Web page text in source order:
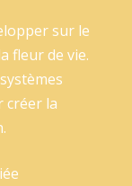
sur le
fleur de vie.
créer la